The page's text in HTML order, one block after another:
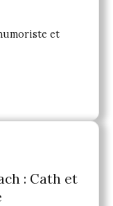
et
: Cath et